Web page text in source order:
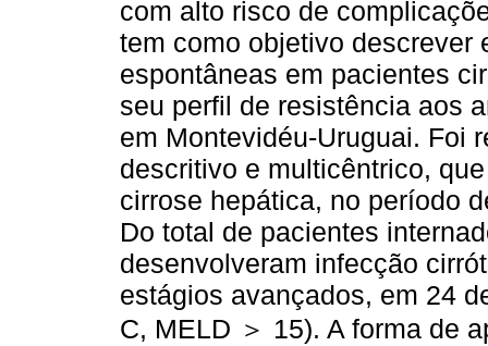
com alto risco de
tem como objetivo descrever
espontâneas em pacientes
seu perfil de resistência aos
em Montevidéu-Uruguai. Foi
descritivo e multicêntrico,
cirrose hepática, no período
Do total de pacientes
desenvolveram infecção
estágios avançados, em 24
C, MELD ＞ 15). A forma de